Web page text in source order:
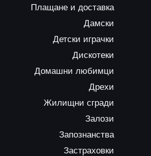
Плащане и доставка
Дамски
Детски играчки
Дискотеки
Домашни любимци
Дрехи
Жилищни сгради
Залози
Запознанства
Застраховки